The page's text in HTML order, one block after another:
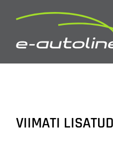
VIIMATI LISATUD